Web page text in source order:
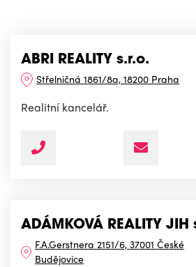
ABRI REALITY s.r.o.
Střelničná 1861/8a, 18200 Praha
Realitní kancelář.
ADÁMKOVÁ REALITY JIH
F.A.Gerstnera 2151/6, 37001 České
Budějovice